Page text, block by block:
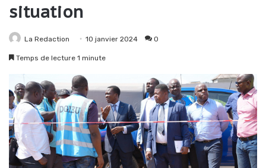
situation
La Redaction 10 janvier 2024 0
Temps de lecture 1 minute